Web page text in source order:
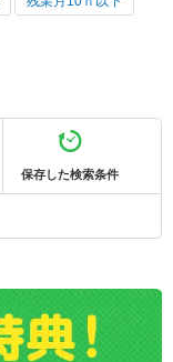
保存した検索条件